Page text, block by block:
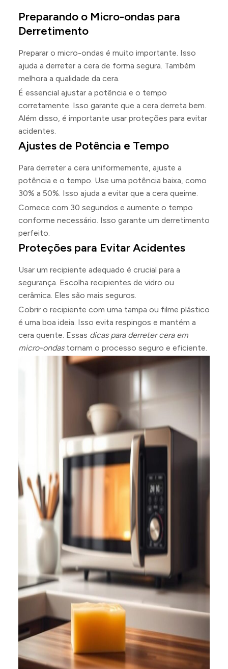
Preparando o Micro-ondas para
Derretimento
Preparar o micro-ondas é muito importante. Isso
ajuda a derreter a cera de forma segura. Também
melhora a qualidade da cera.
É essencial ajustar a potência e o tempo
corretamente. Isso garante que a cera derreta bem.
Além disso, é importante usar proteções para evitar
acidentes.
Ajustes de Potência e Tempo
Para derreter a cera uniformemente, ajuste a
potência e o tempo. Use uma potência baixa, como
30% a 50%. Isso ajuda a evitar que a cera queime.
Comece com 30 segundos e aumente o tempo
conforme necessário. Isso garante um derretimento
perfeito.
Proteções para Evitar Acidentes
Usar um recipiente adequado é crucial para a
segurança. Escolha recipientes de vidro ou
cerâmica. Eles são mais seguros.
Cobrir o recipiente com uma tampa ou filme plástico
é uma boa ideia. Isso evita respingos e mantém a
cera quente. Essas dicas para derreter cera em
micro-ondastornam o processo seguro e eficiente.